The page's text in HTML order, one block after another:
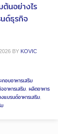
ต้นอย่างไร
ด์ธุรกิจ
BY KOVIC
กอบอาหารเสริม
อาหารเสริม, ผลิตอาหาร
งแบรนด์อาหารเสริม,